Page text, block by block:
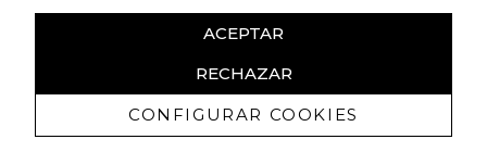
ACEPTAR
RECHAZAR
CONFIGURAR COOKIES